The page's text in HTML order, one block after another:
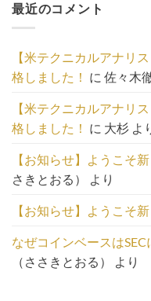
事
の
覧
は
こ
ち
ら
最近のコメント
【米テクニカルアナリ
格しました！ に 佐々木
【米テクニカルアナリ
格しました！ に 大杉 よ
【お知らせ】ようこそ
さきとおる）
より
【お知らせ】ようこそ
なぜコインベースは
（ささきとおる）
より